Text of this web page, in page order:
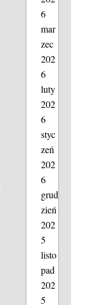
6
mar
zec
202
6
luty
202
6
styc
zeń
202
6
grud
zień
202
5
listo
pad
202
5